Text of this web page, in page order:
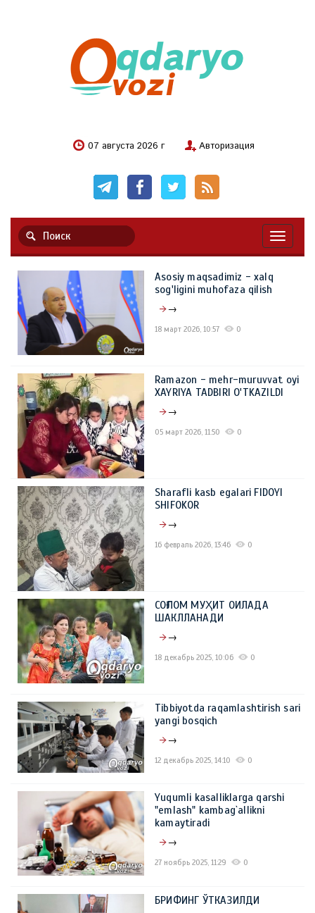
07 августа 2026 г Авторизация
Asosiy maqsadimiz - xalq
sog'ligini muhofaza qilish
→
18 март 2026, 10:57 0
Ramazon - mehr-muruvvat oyi
XAYRIYA TADBIRI O'TKAZILDI
→
05 март 2026, 11:50 0
Sharafli kasb egalari FIDOYI
SHIFOKOR
→
16 февраль 2026, 13:46 0
СОҒЛОМ МУҲИТ ОИЛАДА
ШАКЛЛАНАДИ
→
18 декабрь 2025, 10:06 0
Tibbiyotda raqamlashtirish sari
yangi bosqich
→
12 декабрь 2025, 14:10 0
Yuqumli kasalliklarga qarshi
"emlash" kambag`allikni
kamaytiradi
→
27 ноябрь 2025, 11:29 0
БРИФИНГ ЎТКАЗИЛДИ